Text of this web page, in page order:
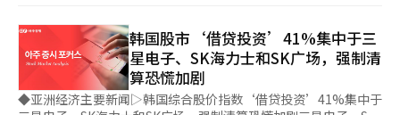
明市的第三家门店BBQ太福店则位于边坦市场和游客街附近的旅游
和商业中心，目标是国内外游客及当地上班族的流动人群。 新开
门店将推出黄金橄榄鸡（黄金炸鸡）、调味鸡（秘密酱鸡）以及东
南亚地区限定的UFO鸡等代表性鸡肉菜单。同时，还提供炒年糕、
杂菜、泡菜炒饭等韩式菜单，以及比萨、鸡肉汉堡、沙拉等多样化
的餐食选择。 目前，BBQ在越南运营着40多家门店，计划继续根
显示，通过支付宝和微信支付完成的外籍游客消费额大幅攀升。其
中，釜山莲堤区同比增长10倍，大邱南区增长9倍，江原道三陟增
长6倍；釜山水营区、海云台区以及江原道束草等地也增长3倍，庆
州和济州西归浦同样增幅明显。 值得关注的是，邮轮旅游带来的
消费拉动效应更为突出。近日，约1500名中国游客乘国际邮轮首
韩国股市‘借贷投资’41%集中于三
星电子、SK海力士和SK广场，强制清
算恐慌加剧
◆亚洲经济主要新闻▷韩国综合股价指数‘借贷投资’41%集中于